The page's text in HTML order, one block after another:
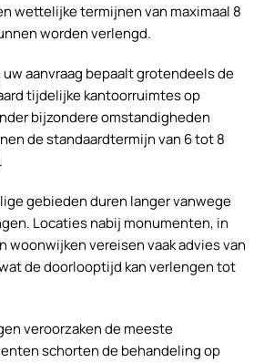
wettelijke termijnen van maximaal 8
worden verlengd.
aanvraag bepaalt grotendeels de
tijdelijke kantoorruimtes op
bijzondere omstandigheden
de standaardtermijn van 6 tot 8
gebieden duren langer vanwege
Locaties nabij monumenten, in
woonwijken vereisen vaak advies van
de doorlooptijd kan verlengen tot
veroorzaken de meeste
schorten de behandeling op